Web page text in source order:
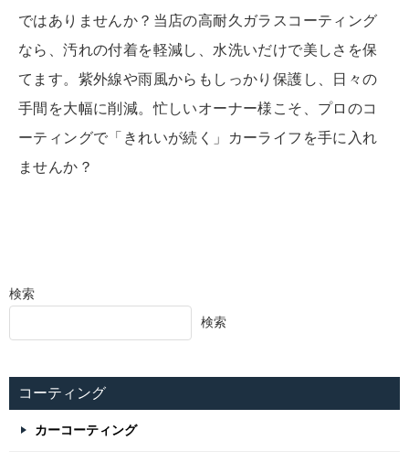
ではありませんか？当店の高耐久ガラスコーティング
なら、汚れの付着を軽減し、水洗いだけで美しさを保
てます。紫外線や雨風からもしっかり保護し、日々の
手間を大幅に削減。忙しいオーナー様こそ、プロのコ
ーティングで「きれいが続く」カーライフを手に入れ
ませんか？
検索
検索
コーティング
カーコーティング